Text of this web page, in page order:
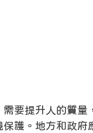
要提升人的質量
護。地方和政府